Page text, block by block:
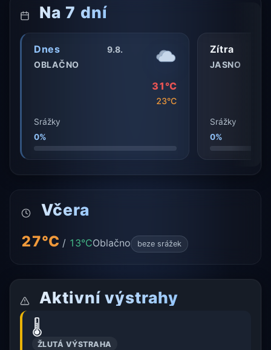
Na 7 dní
Dnes
9.8.
OBLAČNO
31°C
23°C
Srážky
0%
Zítra
JASNO
Srážky
0%
Včera
27°C / 13°COblačno beze srážek
Aktivní výstrahy
🌡️
ŽLUTÁ VÝSTRAHA